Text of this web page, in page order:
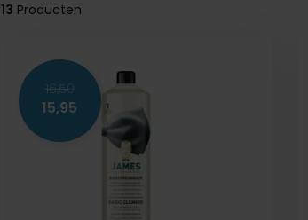
13 Producten
16,50
15,95